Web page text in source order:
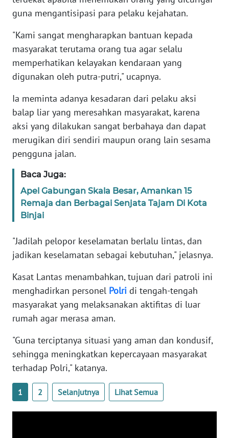
guna mengantisipasi para pelaku kejahatan.
"Kami sangat mengharapkan bantuan kepada
masyarakat terutama orang tua agar selalu
memperhatikan kelayakan kendaraan yang
digunakan oleh putra-putri," ucapnya.
Ia meminta adanya kesadaran dari pelaku aksi
balap liar yang meresahkan masyarakat, karena
aksi yang dilakukan sangat berbahaya dan dapat
merugikan diri sendiri maupun orang lain sesama
pengguna jalan.
Baca Juga:
Apel Gabungan Skala Besar, Amankan 15
Remaja dan Berbagai Senjata Tajam Di Kota
Binjai
"Jadilah pelopor keselamatan berlalu lintas, dan
jadikan keselamatan sebagai kebutuhan," jelasnya.
Kasat Lantas menambahkan, tujuan dari patroli ini
menghadirkan personel Polri di tengah-tengah
masyarakat yang melaksanakan aktifitas di luar
rumah agar merasa aman.
"Guna terciptanya situasi yang aman dan kondusif,
sehingga meningkatkan kepercayaan masyarakat
terhadap Polri," katanya.
1 2 Selanjutnya Lihat Semua
KARIR
DISCLAIMER
News
Regional
WN
SUMUT
WN
JAKARTA
WN
JABAR
WN
WN
WN
KEPRI
PAPUA
WN
BARAT